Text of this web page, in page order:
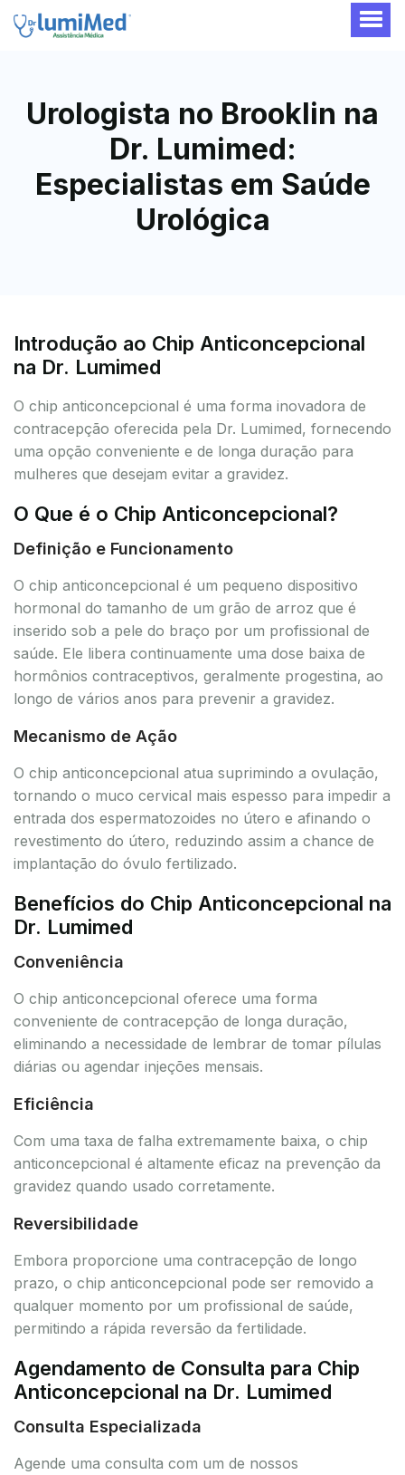
Urologista no Brooklin na
Dr. Lumimed:
Especialistas em Saúde
Urológica
Introdução ao Chip Anticoncepcional
na Dr. Lumimed
O chip anticoncepcional é uma forma inovadora de
contracepção oferecida pela Dr. Lumimed, fornecendo
uma opção conveniente e de longa duração para
mulheres que desejam evitar a gravidez.
O Que é o Chip Anticoncepcional?
Definição e Funcionamento
O chip anticoncepcional é um pequeno dispositivo
hormonal do tamanho de um grão de arroz que é
inserido sob a pele do braço por um profissional de
saúde. Ele libera continuamente uma dose baixa de
hormônios contraceptivos, geralmente progestina, ao
longo de vários anos para prevenir a gravidez.
Mecanismo de Ação
O chip anticoncepcional atua suprimindo a ovulação,
tornando o muco cervical mais espesso para impedir a
entrada dos espermatozoides no útero e afinando o
revestimento do útero, reduzindo assim a chance de
implantação do óvulo fertilizado.
Benefícios do Chip Anticoncepcional na
Dr. Lumimed
Conveniência
O chip anticoncepcional oferece uma forma
conveniente de contracepção de longa duração,
eliminando a necessidade de lembrar de tomar pílulas
diárias ou agendar injeções mensais.
Eficiência
Com uma taxa de falha extremamente baixa, o chip
anticoncepcional é altamente eficaz na prevenção da
gravidez quando usado corretamente.
Reversibilidade
Embora proporcione uma contracepção de longo
prazo, o chip anticoncepcional pode ser removido a
qualquer momento por um profissional de saúde,
permitindo a rápida reversão da fertilidade.
Agendamento de Consulta para Chip
Anticoncepcional na Dr. Lumimed
Consulta Especializada
Agende uma consulta com um de nossos